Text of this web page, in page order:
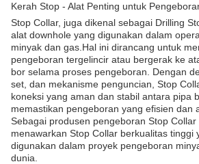
Kerah Stop - Alat Penting untuk
Stop Collar, juga dikenal sebagai Drilling
alat downhole yang digunakan dalam
minyak dan gas.Hal ini dirancang untuk
pengeboran tergelincir atau bergerak ke
bor selama proses pengeboran. Dengan
set, dan mekanisme penguncian, Stop
koneksi yang aman dan stabil antara pipa
memastikan pengeboran yang efisien dan
Sebagai produsen pengeboran Stop
menawarkan Stop Collar berkualitas tinggi
digunakan dalam proyek pengeboran
dunia.